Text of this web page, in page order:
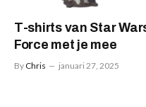
T-shirts van Star
Force met je mee
By Chris januari 27, 2025